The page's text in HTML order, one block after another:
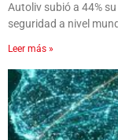
Autoliv subió a 44%
seguridad a nivel
Leer más »